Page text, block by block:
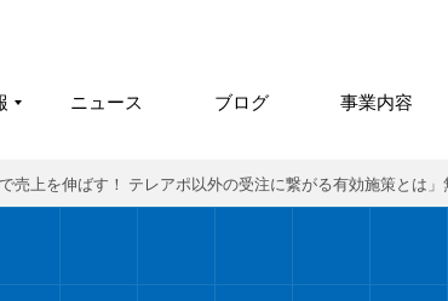
ニュース ブログ 事業内容
売上を伸ばす！ テレアポ以外の受注に繋がる有効施策とは